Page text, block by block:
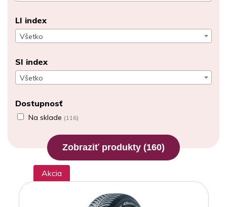
LI index
Všetko
SI index
Všetko
Dostupnosť
Na sklade (116)
Zobraziť produkty (160)
Akcia